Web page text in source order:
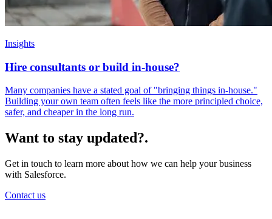
Insights
Hire consultants or build in-house?
Many companies have a stated goal of "bringing things in-house."
Building your own team often feels like the more principled choice,
safer, and cheaper in the long run.
Want to stay updated?.
Get in touch to learn more about how we can help your business
with Salesforce.
Contact us